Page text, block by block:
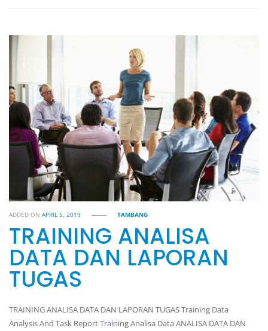
ADDED ONAPRIL 5, 2019 TAMBANG
TRAINING ANALISA
DATA DAN LAPORAN
TUGAS
TRAINING ANALISA DATA DAN LAPORAN TUGAS Training Data
Analysis And Task Report Training Analisa Data ANALISA DATA DAN